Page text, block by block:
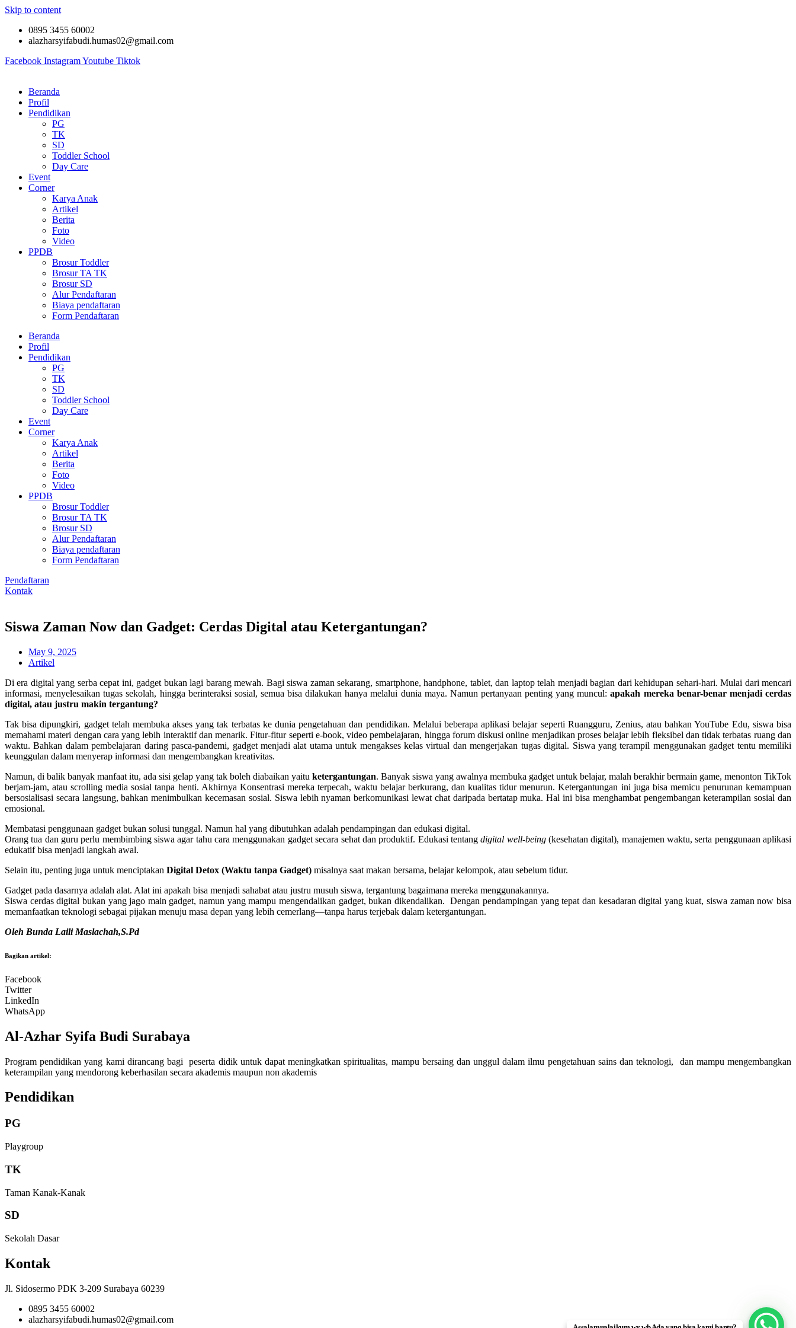
Skip to content
0895 3455 60002
alazharsyifabudi.humas02@gmail.com
Facebook InstagramYoutube Tiktok
Beranda
Profil
Pendidikan
PG
TK
SD
Toddler School
Day Care
Event
Corner
Karya Anak
Artikel
Berita
Foto
Video
PPDB
Brosur Toddler
Brosur TA TK
Brosur SD
Alur Pendaftaran
Biaya pendaftaran
Form Pendaftaran
Beranda
Profil
Pendidikan
PG
TK
SD
Toddler School
Day Care
Event
Corner
Karya Anak
Artikel
Berita
Foto
Video
PPDB
Brosur Toddler
Brosur TA TK
Brosur SD
Alur Pendaftaran
Biaya pendaftaran
Form Pendaftaran
Pendaftaran
Kontak
Siswa Zaman Now dan Gadget: Cerdas Digital atau Ketergantungan?
May 9, 2025
Artikel
Di era digital yang serba cepat ini, gadget bukan lagi barang mewah. Bagi siswa zaman sekarang, smartphone, handphone, tablet, dan laptop telah menjadi bagian dari kehidupan sehari-hari. Mulai dari mencari
informasi, menyelesaikan tugas sekolah, hingga berinteraksi sosial, semua bisa dilakukan hanya melalui dunia maya. Namun pertanyaan penting yang muncul:apakah mereka benar-benar menjadi cerdas
digital, atau justru makin tergantung?
Tak bisa dipungkiri, gadget telah membuka akses yang tak terbatas ke dunia pengetahuan dan pendidikan. Melalui beberapa aplikasi belajar seperti Ruangguru, Zenius, atau bahkan YouTube Edu, siswa bisa
memahami materi dengan cara yang lebih interaktif dan menarik. Fitur-fitur seperti e-book, video pembelajaran, hingga forum diskusi online menjadikan proses belajar lebih fleksibel dan tidak terbatas ruang dan
waktu. Bahkan dalam pembelajaran daring pasca-pandemi, gadget menjadi alat utama untuk mengakses kelas virtual dan mengerjakan tugas digital. Siswa yang terampil menggunakan gadget tentu memiliki
keunggulan dalam menyerap informasi dan mengembangkan kreativitas.
Namun, di balik banyak manfaat itu, ada sisi gelap yang tak boleh diabaikan yaitu ketergantungan. Banyak siswa yang awalnya membuka gadget untuk belajar, malah berakhir bermain game, menonton TikTok
berjam-jam, atau scrolling media sosial tanpa henti. Akhirnya Konsentrasi mereka terpecah, waktu belajar berkurang, dan kualitas tidur menurun. Ketergantungan ini juga bisa memicu penurunan kemampuan
bersosialisasi secara langsung, bahkan menimbulkan kecemasan sosial. Siswa lebih nyaman berkomunikasi lewat chat daripada bertatap muka. Hal ini bisa menghambat pengembangan keterampilan sosial dan
emosional.
Membatasi penggunaan gadget bukan solusi tunggal. Namun hal yang dibutuhkan adalah pendampingan dan edukasi digital.
Orang tua dan guru perlu membimbing siswa agar tahu cara menggunakan gadget secara sehat dan produktif. Edukasi tentangdigital well-being(kesehatan digital), manajemen waktu, serta penggunaan aplikasi
edukatif bisa menjadi langkah awal.
Selain itu, penting juga untuk menciptakan Digital Detox (Waktu tanpa Gadget) misalnya saat makan bersama, belajar kelompok, atau sebelum tidur.
Gadget pada dasarnya adalah alat. Alat ini apakah bisa menjadi sahabat atau justru musuh siswa, tergantung bagaimana mereka menggunakannya.
Siswa cerdas digital bukan yang jago main gadget, namun yang mampu mengendalikan gadget, bukan dikendalikan. Dengan pendampingan yang tepat dan kesadaran digital yang kuat, siswa zaman now bisa
memanfaatkan teknologi sebagai pijakan menuju masa depan yang lebih cemerlang—tanpa harus terjebak dalam ketergantungan.
Oleh Bunda Laili Maslachah,S.Pd
Bagikan artikel:
Facebook
Twitter
LinkedIn
WhatsApp
Al-Azhar Syifa Budi Surabaya
Program pendidikan yang kami dirancang bagi peserta didik untuk dapat meningkatkan spiritualitas, mampu bersaing dan unggul dalam ilmu pengetahuan sains dan teknologi, dan mampu mengembangkan
keterampilan yang mendorong keberhasilan secara akademis maupun non akademis
Pendidikan
PG
Playgroup
TK
Taman Kanak-Kanak
SD
Sekolah Dasar
Kontak
Jl. Sidosermo PDK 3-209 Surabaya 60239
0895 3455 60002
alazharsyifabudi.humas02@gmail.com